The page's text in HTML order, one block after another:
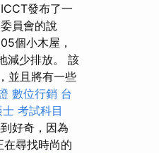
發布了一
員會的說
個小木屋，
減少排放。 該
並且將有一些
數位行銷 台
考試科目
好奇，因為
在尋找時尚的